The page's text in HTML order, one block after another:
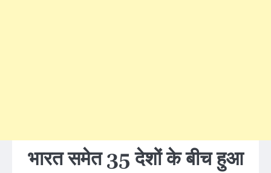
भारत समेत 35 देशों के बीच हुआ